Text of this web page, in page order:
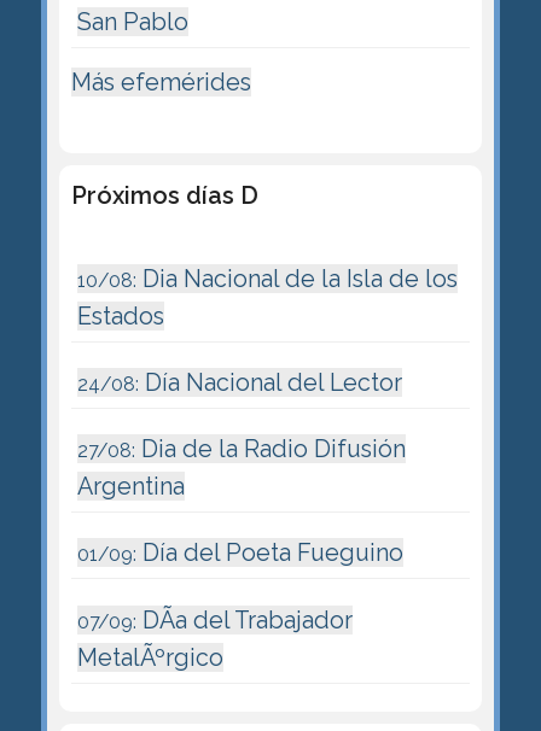
San Pablo
Más efemérides
Próximos días D
10/08: Dia Nacional de la Isla de los
Estados
24/08: Día Nacional del Lector
27/08: Dia de la Radio Difusión
Argentina
01/09: Día del Poeta Fueguino
07/09: DÃ­a del Trabajador
MetalÃºrgico